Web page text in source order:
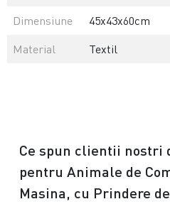
Dimensiune
45x43x60cm
Material
Textil
Ce spun clientii nostri
pentru Animale de
Masina, cu Prindere